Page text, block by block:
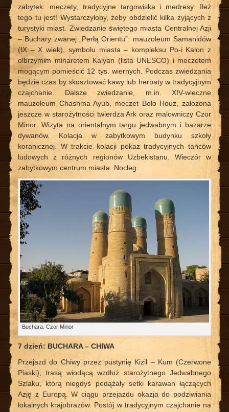
zabytek: meczety, tradycyjne targowiska i medresy. Ileż
tego tu jest! Wystarczyłoby, żeby obdzielić kilka żyjących z
turystyki miast. Zwiedzanie świętego miasta Centralnej Azji
– Buchary zwanej „Perłą Orientu”: mauzoleum Samanidów
(IX – X wiek), symbolu miasta – kompleksu Po-i Kalon z
olbrzymim minaretem Kalyan (lista UNESCO) i meczetem
mogącym pomieścić 12 tys. wiernych. Podczas zwiedzania
będzie czas by skosztować kawy lub herbaty w tradycyjnym
czajchanie. Dalsze zwiedzanie, m.in. XIV-wieczne
mauzoleum Chashma Ayub, meczet Bolo Houz, założona
jeszcze w starożytności twierdza Ark oraz malowniczy Czor
Minor. Wizyta na orientalnym targu jedwabnym i bazarze
dywanów. Kolacja w zabytkowym budynku szkoły
koranicznej. W trakcie kolacji pokaz tradycyjnych tańców
ludowych z różnych regionów Uzbekistanu. Wieczór w
zabytkowym centrum miasta. Nocleg.
Buchara. Czor Minor
7 dzień: BUCHARA – CHIWA
Przejazd do Chiwy przez pustynię Kizil – Kum (Czerwone
Piaski), trasą wiodącą wzdłuż starożytnego Jedwabnego
Szlaku, którą niegdyś podążały setki karawan łączących
Azję z Europą. W ciągu przejazdu okazja do podziwiania
lokalnych krajobrazów. Postój w tradycyjnym czajchanie na